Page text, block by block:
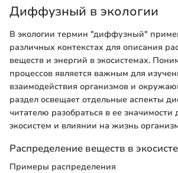
Диффузный в экологии
В экологии термин "диффузный"
различных контекстах для описания
веществ и энергий в экосистемах.
процессов является важным для
взаимодействия организмов и
раздел освещает отдельные аспекты
читателю разобраться в ее значимости
экосистем и влиянии на жизнь
Распределение веществ в
Примеры распределения